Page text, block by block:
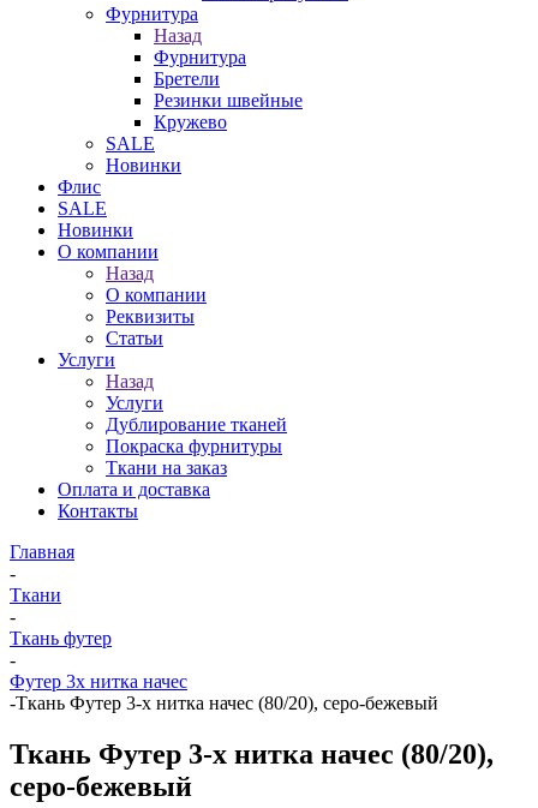
Фурнитура
Назад
Фурнитура
Бретели
Резинки швейные
Кружево
SALE
Новинки
Флис
SALE
Новинки
О компании
Назад
О компании
Реквизиты
Статьи
Услуги
Назад
Услуги
Дублирование тканей
Покраска фурнитуры
Ткани на заказ
Оплата и доставка
Контакты
Главная
-
Ткани
-
Ткань футер
-
Футер 3х нитка начес
-Ткань Футер 3-х нитка начес (80/20), серо-бежевый
Ткань Футер 3-х нитка начес (80/20),
серо-бежевый